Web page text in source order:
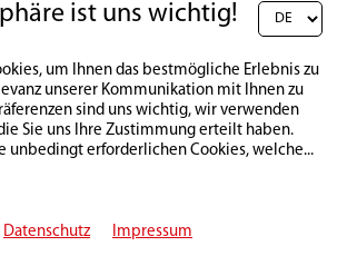
ist uns wichtig!
um Ihnen das bestmögliche Erlebnis zu
unserer Kommunikation mit Ihnen zu
sind uns wichtig, wir verwenden
Sie uns Ihre Zustimmung erteilt haben.
unbedingt erforderlichen Cookies, welche...
Datenschutz Impressum